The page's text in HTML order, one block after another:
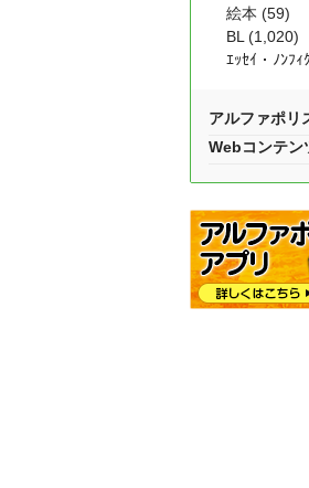
絵本 (59)
BL (1,020)
ｴｯｾｲ・ﾉﾝﾌ
アルファポリ
Webコンテン